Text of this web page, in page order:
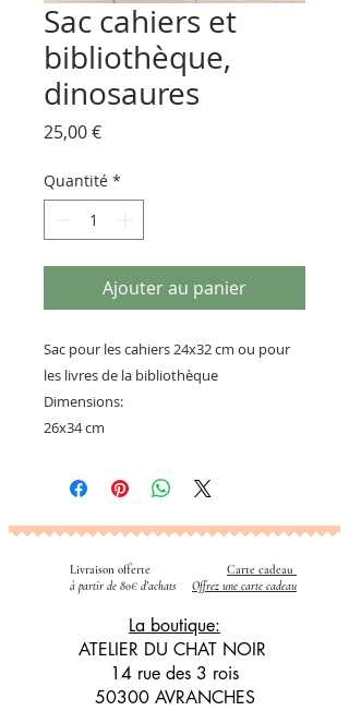
Sac cahiers et
bibliothèque,
dinosaures
25,00 €Prix
Quantité *
Ajouter au panier
Sac pour les cahiers 24x32 cm ou pour
les livres de la bibliothèque
Dimensions:
26x34 cm
Livraison offerte
à partir de 80€ d'achats
Carte cadeau
Offrez une carte cadeau
La boutique:
ATELIER DU CHAT NOIR
14 rue des 3 rois
50300 AVRANCHES